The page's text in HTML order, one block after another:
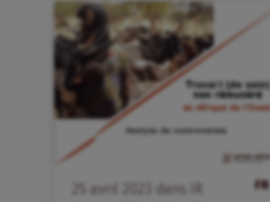
FR
avril dans